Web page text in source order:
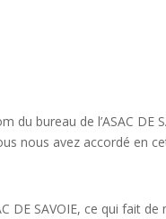
du bureau de l’ASAC DE
nous avez accordé en
DE SAVOIE, ce qui fait